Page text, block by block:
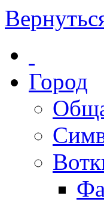
Город